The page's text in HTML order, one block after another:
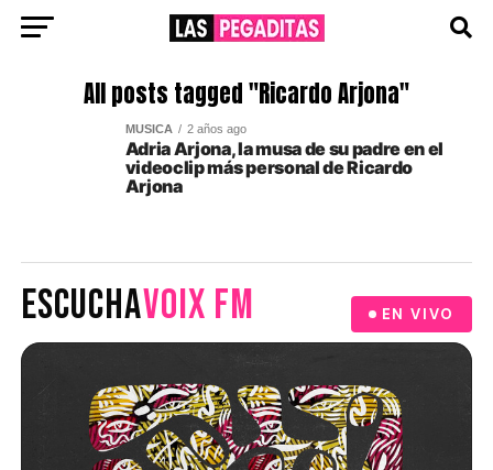
All posts tagged "Ricardo Arjona"
MUSICA 2 años ago
Adria Arjona, la musa de su padre en el
videoclip más personal de Ricardo
Arjona
ESCUCHAVOIX FM EN VIVO